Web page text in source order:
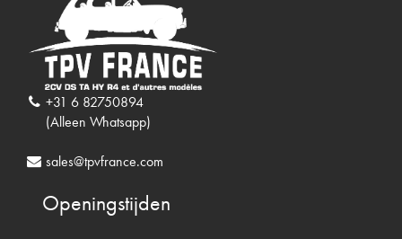
+31 6 82750894
(Alleen Whatsapp)
sales@tpvfrance.com
Openingstijden